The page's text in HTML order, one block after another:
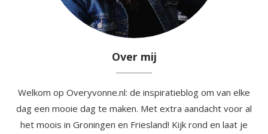
Over mij
Welkom op Overyvonne.nl: de inspiratieblog om van elke
dag een mooie dag te maken. Met extra aandacht voor al
het moois in Groningen en Friesland! Kijk rond en laat je